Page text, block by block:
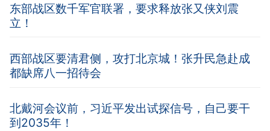
东部战区数千军官联署，要求释放张又侠刘震
立！
西部战区要清君侧，攻打北京城！张升民急赴成
都缺席八一招待会
北戴河会议前，习近平发出试探信号，自己要干
到2035年！